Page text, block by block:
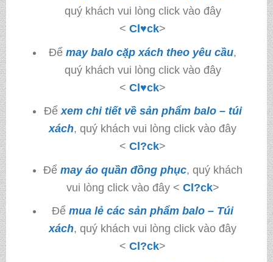
quý khách vui lòng click vào đây
<Cl♥ck>
Đểmay balo cặp xách theo yêu cầu,
quý khách vui lòng click vào đây
<Cl♥ck>
Để xem chi tiết về sản phẩm balo – túi
xách, quý khách vui lòng click vào đây
<Cl?ck>
Để may áo quần đồng phục, quý khách
vui lòng click vào đây < Cl?ck>
Đểmua lẻ các sản phẩm balo – Túi
xách, quý khách vui lòng click vào đây
<Cl?ck>